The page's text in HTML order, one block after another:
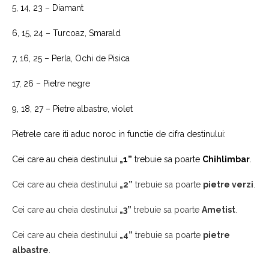
5, 14, 23 – Diamant
6, 15, 24 – Turcoaz, Smarald
7, 16, 25 – Perla, Ochi de Pisica
17, 26 – Pietre negre
9, 18, 27 – Pietre albastre, violet
Pietrele care iti aduc noroc in functie de cifra destinului:
Cei care au cheia destinului „1” trebuie sa poarte Chihlimbar
Cei care au cheia destinului „2” trebuie sa poarte pietre verzi
Cei care au cheia destinului „3” trebuie sa poarte Ametist
Cei care au cheia destinului „4” trebuie sa poarte pietre
albastre